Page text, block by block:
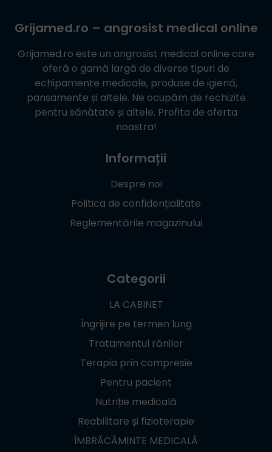
Grijamed.ro – angrosist medical online
Grijamed.ro este un angrosist medical online care
oferă o gamă largă de diverse tipuri de
echipamente medicale, produse de igienă,
pansamente și altele. Ne ocupăm de rechizite
pentru sănătate și altele. Profita de oferta
noastra!
Informații
Despre noi
Politica de confidențialitate
Reglementările magazinului
Categorii
LA CABINET
Îngrijire pe termen lung
Tratamentul rănilor
Terapia prin compresie
Pentru pacient
Nutriție medicală
Reabilitare și fizioterapie
ÎMBRĂCĂMINTE MEDICALĂ